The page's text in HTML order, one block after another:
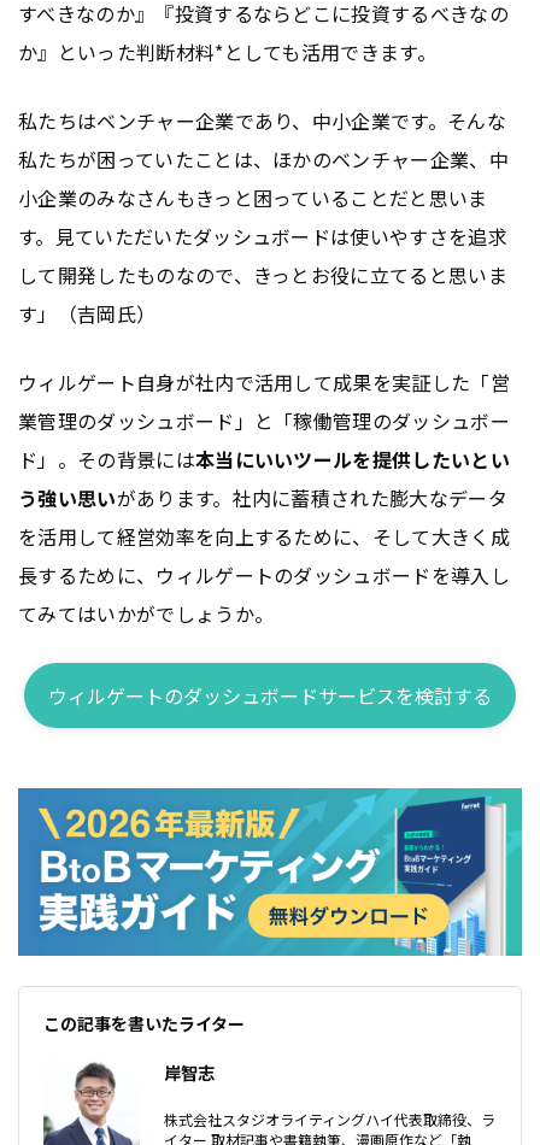
すべきなのか』『投資するならどこに投資するべきなの
か』といった判断材料*としても活用できます。
私たちはベンチャー企業であり、中小企業です。そんな
私たちが困っていたことは、ほかのベンチャー企業、中
小企業のみなさんもきっと困っていることだと思いま
す。見ていただいたダッシュボードは使いやすさを追求
して開発したものなので、きっとお役に立てると思いま
す」（吉岡氏）
ウィルゲート自身が社内で活用して成果を実証した「営
業管理のダッシュボード」と「稼働管理のダッシュボー
ド」。その背景には本当にいいツールを提供したいとい
う強い思いがあります。社内に蓄積された膨大なデータ
を活用して経営効率を向上するために、そして大きく成
長するために、ウィルゲートのダッシュボードを導入し
てみてはいかがでしょうか。
ウィルゲートのダッシュボードサービスを検討する
この記事を書いたライター
岸智志
株式会社スタジオライティングハイ代表取締役、ラ
イター 取材記事や書籍執筆、漫画原作など「執